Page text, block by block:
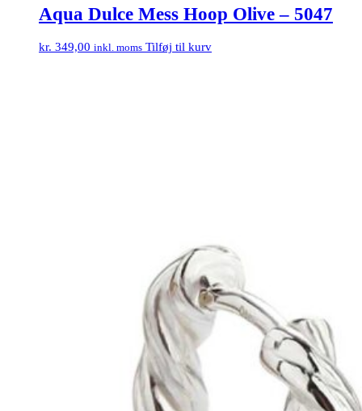
Aqua Dulce Mess Hoop Olive – 5047
kr. 349,00 inkl. moms Tilføj til kurv